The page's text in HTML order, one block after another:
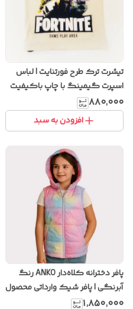
تیشرت ترک طرح فورتنایت | لباس
اسپرت گیمینگ با چاپ باکیفیت
و پارچه ترک
۸۸۰٬۰۰۰
افزودن به سبد
پافر دخترانه کلاه‌دار ANKO رنگ
آبرنگی | پافر شیک وارداتی محصول
استرالیا
۱٬۸۵۰٬۰۰۰